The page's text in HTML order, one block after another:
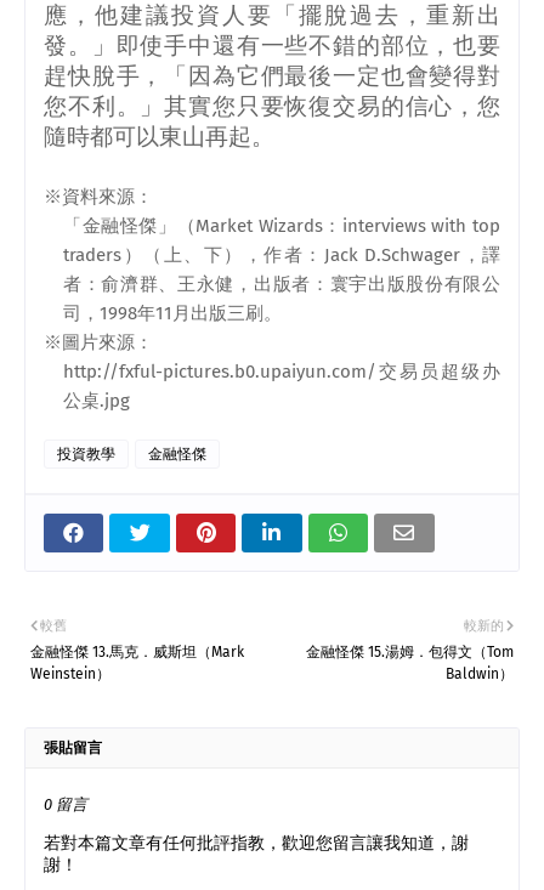
應，他建議投資人要「擺脫過去，重新出
發。」即使手中還有一些不錯的部位，也要
趕快脫手，「因為它們最後一定也會變得對
您不利。」其實您只要恢復交易的信心，您
隨時都可以東山再起。
※資料來源：
「金融怪傑」（Market Wizards： interviews with top
traders ）（上、下），作者： Jack D.Schwager ，譯
者：俞濟群、王永健，出版者：寰宇出版股份有限公
司， 1998年11 月出版三刷。
※圖片來源：
http://fxful-pictures.b0.upaiyun.com/ 交易员超级办
公桌.jpg
投資教學 金融怪傑
較新的
金融怪傑 15.湯姆．包得文（Tom
Baldwin）
較舊
金融怪傑 13.馬克．威斯坦（Mark
Weinstein）
張貼留言
0 留言
若對本篇文章有任何批評指教，歡迎您留言讓我知道，謝
謝！